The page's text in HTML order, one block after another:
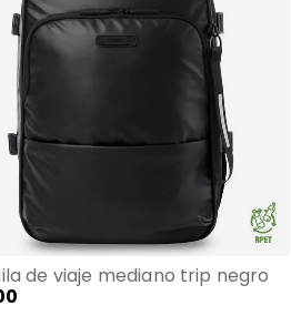
de viaje mediano trip negro